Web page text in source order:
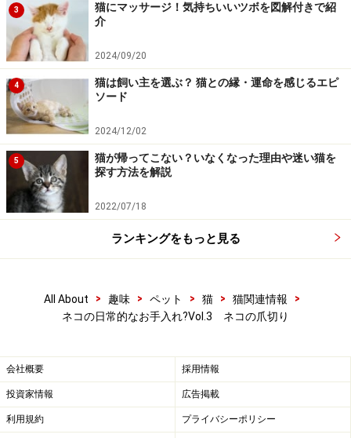
3
猫にマッサージ！気持ちいいツボを図解付きで紹
介
2024/09/20
4
猫は飼い主を選ぶ？ 猫との縁・運命を感じるエピ
ソード
2024/12/02
5
猫が帰ってこない？いなくなった理由や迷い猫を
探す方法を解説
2022/07/18
ランキングをもっと見る
All About > 趣味 > ペット > 猫 > 猫関連情報
>
ネコの日常的なお手入れ?Vol.3 ネコの爪切り
会社概要 採用情報
投資家情報 広告掲載
利用規約 プライバシーポリシー